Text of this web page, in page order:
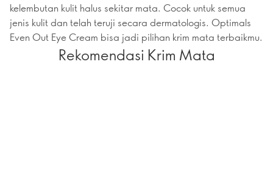
kelembutan kulit halus sekitar mata. Cocok untuk semua
jenis kulit dan telah teruji secara dermatologis. Optimals
Even Out Eye Cream bisa jadi pilihan krim mata terbaikmu.
Rekomendasi Krim Mata